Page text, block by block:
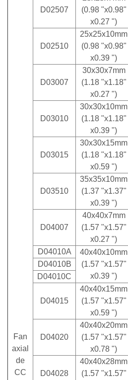
Fan
axial
de
CC
D02507
(0.98 "x0.98"
x0.27 ")
D02510
25x25x10mm
(0.98 "x0.98"
x0.39 ")
D03007
30x30x7mm
(1.18 "x1.18"
x0.27 ")
D03010
30x30x10mm
(1.18 "x1.18"
x0.39 ")
D03015
30x30x15mm
(1.18 "x1.18"
x0.59 ")
D03510
35x35x10mm
(1.37 "x1.37"
x0.39 ")
D04007
40x40x7mm
(1.57 "x1.57"
x0.27 ")
D04010A
40x40x10mm
(1.57 "x1.57"
x0.39 ")
D04010B
D04010C
D04015
40x40x15mm
(1.57 "x1.57"
x0.59 ")
D04020
40x40x20mm
(1.57 "x1.57"
x0.78 ")
D04028
40x40x28mm
(1.57 "x1.57"